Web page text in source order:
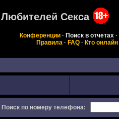
Секса
Конференции· Поиск в отчетах·
Правила · FAQ · Кто онлайн
Поиск по номеру телефона: